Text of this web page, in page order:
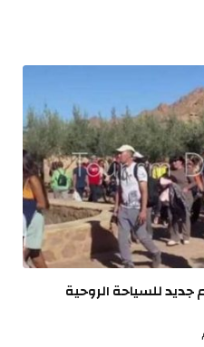
جديد للسياحة الروحية